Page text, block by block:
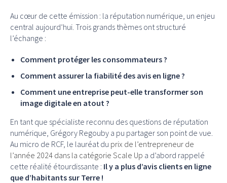
Au cœur de cette émission : la réputation numérique, un enjeu
central aujourd’hui. Trois grands thèmes ont structuré
l’échange :
Comment protéger les consommateurs ?
Comment assurer la fiabilité des avis en ligne ?
Comment une entreprise peut-elle transformer son
image digitale en atout ?
En tant que spécialiste reconnu des questions de réputation
numérique, Grégory Regouby a pu partager son point de vue.
Au micro de RCF, le lauréat du prix de l’entrepreneur de
l’année 2024 dans la catégorie Scale Up a d’abord rappelé
cette réalité étourdissante : Il y a plus d’avis clients en ligne
que d’habitants sur Terre !